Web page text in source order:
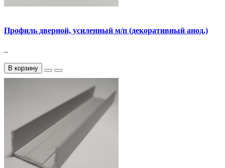
Профиль дверной, усиленный м/п (декоративный анод.)
..
В корзину